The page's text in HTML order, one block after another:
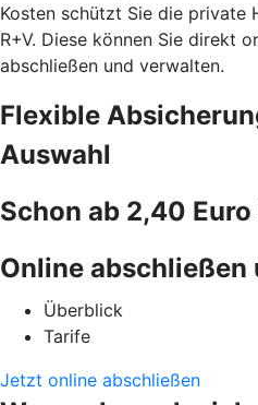
Kosten schützt Sie die private
R+V. Diese können Sie direkt
abschließen und verwalten.
Flexible
Auswahl
Schon ab 2,40
Online abschließen
Überblick
Tarife
Jetzt online abschließen